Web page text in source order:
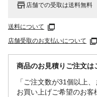
店舗での受取は送料無料
送料について
店舗受取のお支払いについて
商品のお見積りご注文は
「ご注文数が31個以上
お買い上げご希望のお客